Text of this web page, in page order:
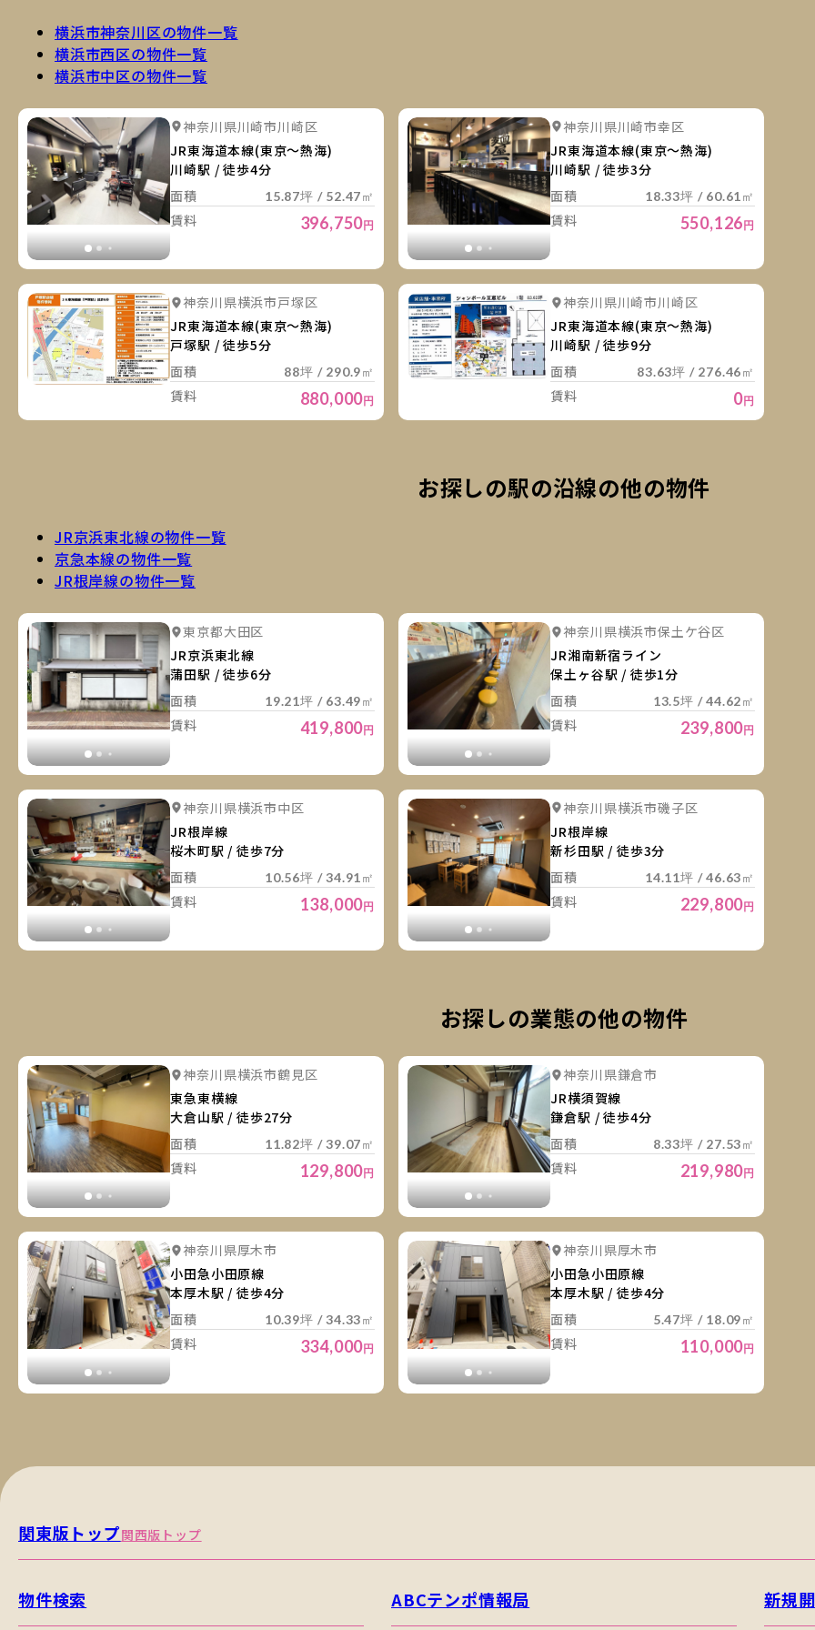
横浜市神奈川区の物件一覧
横浜市西区の物件一覧
横浜市中区の物件一覧
詳細を見る 詳細を見る 詳細を見る 詳細を見る
神奈川県川崎市川崎区
JR東海道本線(東京～熱海)
川崎駅 / 徒歩4分
面積
15.87坪 / 52.47㎡
賃料 396,750円
詳細を見る 詳細を見る
神奈川県川崎市幸区
JR東海道本線(東京～熱海)
川崎駅 / 徒歩3分
面積
18.33坪 / 60.61㎡
賃料 550,126円
詳細を見る
神奈川県横浜市戸塚区
JR東海道本線(東京～熱海)
戸塚駅 / 徒歩5分
面積
88坪 / 290.9㎡
賃料 880,000円
詳細を見る 詳細を見る
神奈川県川崎市川崎区
JR東海道本線(東京～熱海)
川崎駅 / 徒歩9分
面積
83.63坪 / 276.46㎡
賃料 0円
お探しの駅の沿線の他の物件
JR京浜東北線の物件一覧
京急本線の物件一覧
JR根岸線の物件一覧
詳細を見る 詳細を見る 詳細を見る
東京都大田区
JR京浜東北線
蒲田駅 / 徒歩6分
面積
19.21坪 / 63.49㎡
賃料 419,800円
詳細を見る 詳細を見る 詳細を見る
神奈川県横浜市保土ケ谷区
JR湘南新宿ライン
保土ヶ谷駅 / 徒歩1分
面積
13.5坪 / 44.62㎡
賃料 239,800円
詳細を見る 詳細を見る 詳細を見る
神奈川県横浜市中区
JR根岸線
桜木町駅 / 徒歩7分
面積
10.56坪 / 34.91㎡
賃料 138,000円
詳細を見る 詳細を見る 詳細を見る
神奈川県横浜市磯子区
JR根岸線
新杉田駅 / 徒歩3分
面積
14.11坪 / 46.63㎡
賃料 229,800円
お探しの業態の他の物件
詳細を見る 詳細を見る 詳細を見る 詳細を見る
神奈川県横浜市鶴見区
東急東横線
大倉山駅 / 徒歩27分
面積
11.82坪 / 39.07㎡
賃料 129,800円
詳細を見る 詳細を見る
神奈川県鎌倉市
JR横須賀線
鎌倉駅 / 徒歩4分
面積
8.33坪 / 27.53㎡
賃料 219,980円
詳細を見る 詳細を見る 詳細を見る
神奈川県厚木市
小田急小田原線
本厚木駅 / 徒歩4分
面積
10.39坪 / 34.33㎡
賃料 334,000円
詳細を見る 詳細を見る
神奈川県厚木市
小田急小田原線
本厚木駅 / 徒歩4分
面積
5.47坪 / 18.09㎡
賃料 110,000円
関東版トップ関西版トップ
物件検索 ABCテンポ情報局 新規